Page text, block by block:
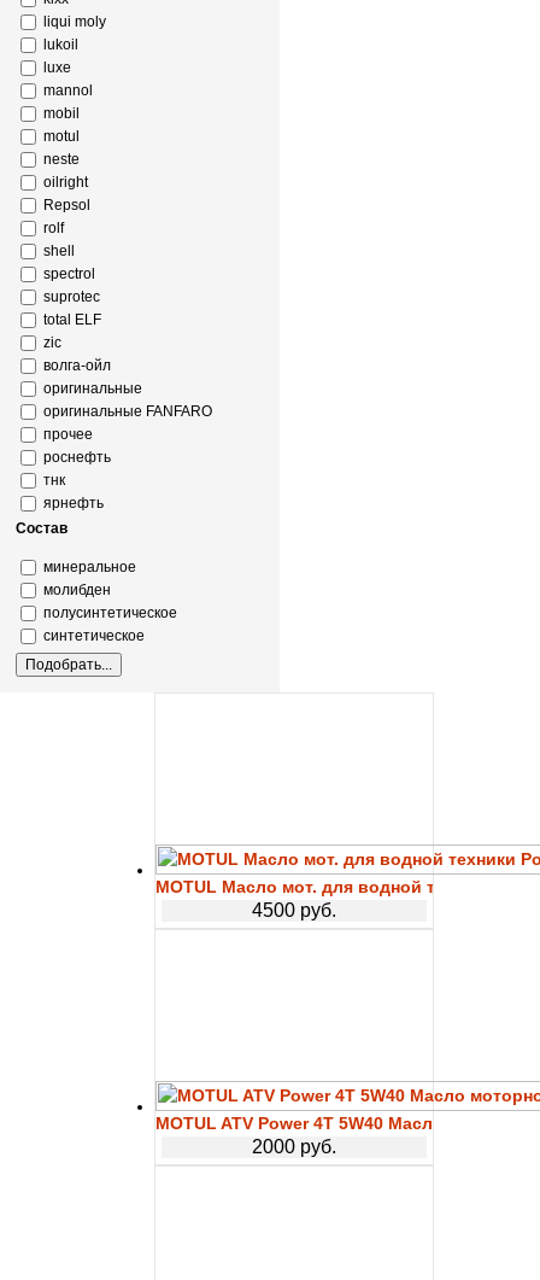
liqui moly
lukoil
luxe
mannol
mobil
motul
neste
oilright
Repsol
rolf
shell
spectrol
suprotec
total ELF
zic
волга-ойл
оригинальные
оригинальные FANFARO
прочее
роснефть
тнк
ярнефть
Состав
минеральное
молибден
полусинтетическое
синтетическое
MOTUL Масло мот. для водной техники
4500 руб.
MOTUL ATV Power 4T 5W40 Масло моторное
2000 руб.